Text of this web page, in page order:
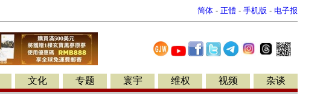
简体 - 正體 - 手机版 - 电子报
文化 专题 寰宇 维权 视频 杂谈